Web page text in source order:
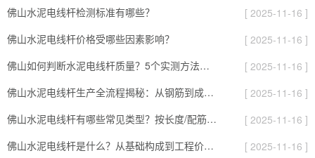
佛山水泥电线杆检测标准有哪些？
[ 2025-11-16 ]
佛山水泥电线杆价格受哪些因素影响？
[ 2025-11-16 ]
佛山如何判断水泥电线杆质量？5个实测方法，避开劣质杆的“隐形坑”
[ 2025-11-16 ]
佛山水泥电线杆生产全流程揭秘：从钢筋到成品，要过8道“耐用关”
[ 2025-11-16 ]
佛山水泥电线杆有哪些常见类型？按长度/配筋/表面分，对应不同场景
[ 2025-11-16 ]
佛山水泥电线杆是什么？从基础构成到工程价值的全面解读
[ 2025-11-16 ]